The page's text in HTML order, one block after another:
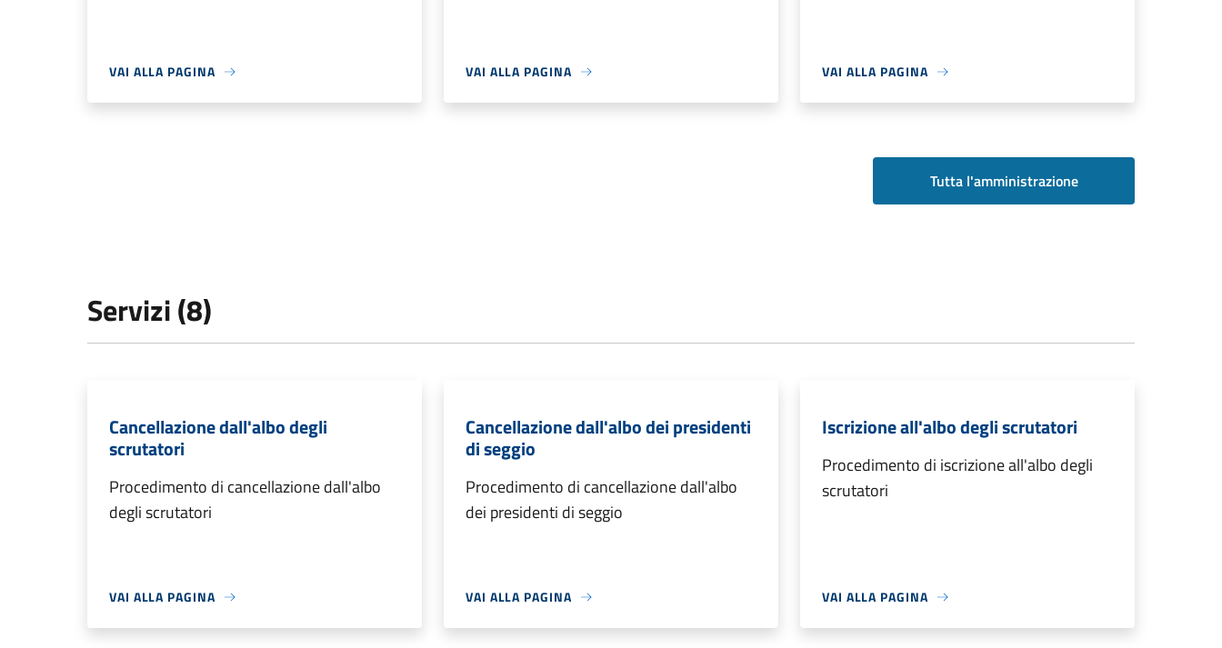
VAI ALLA PAGINA VAI ALLA PAGINA VAI ALLA PAGINA
Tutta l'amministrazione
Servizi (8)
Cancellazione dall'albo degli
scrutatori
Procedimento di cancellazione dall'albo
degli scrutatori
VAI ALLA PAGINA
Cancellazione dall'albo dei presidenti
di seggio
Procedimento di cancellazione dall'albo
dei presidenti di seggio
VAI ALLA PAGINA
Iscrizione all'albo degli scrutatori
Procedimento di iscrizione all'albo degli
scrutatori
VAI ALLA PAGINA